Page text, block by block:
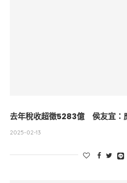
去年稅收超徵5283億 侯友宜：
2025-02-13